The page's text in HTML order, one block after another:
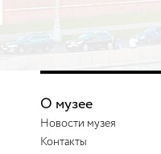
О музее
Новости музея
Контакты